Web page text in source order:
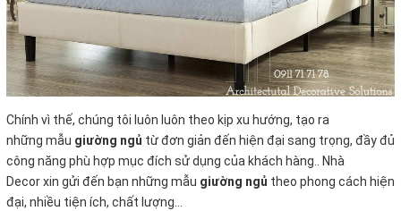
Chính vì thế, chúng tôi luôn luôn theo kịp xu hướng, tạo ra
những mẫu giường ngủ từ đơn giản đến hiện đại sang trọng, đầy đủ
công năng phù hợp mục đích sử dụng của khách hàng.. Nhà
Decor xin gửi đến bạn những mẫu giường ngủ theo phong cách hiện
đại, nhiều tiện ích, chất lượng...